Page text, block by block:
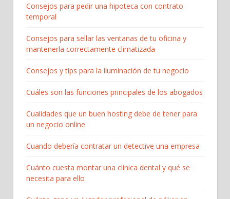
Consejos para pedir una hipoteca con contrato
temporal
Consejos para sellar las ventanas de tu oficina y
mantenerla correctamente climatizada
Consejos y tips para la iluminación de tu negocio
Cuáles son las funciones principales de los abogados
Cualidades que un buen hosting debe de tener para
un negocio online
Cuando debería contratar un detective una empresa
Cuánto cuesta montar una clínica dental y qué se
necesita para ello